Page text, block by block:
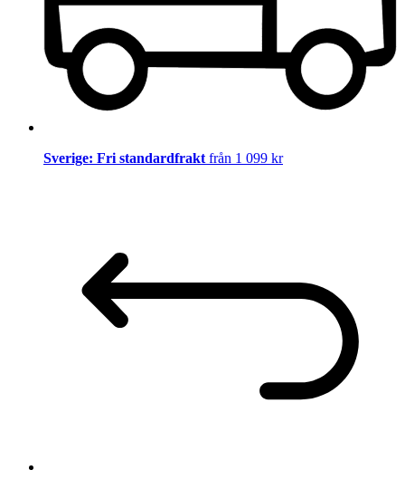
Sverige: Fri standardfrakt från 1 099 kr